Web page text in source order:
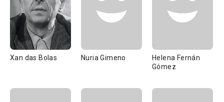
Xan das Bolas Nuria Gimeno
Helena Fernán
Gómez